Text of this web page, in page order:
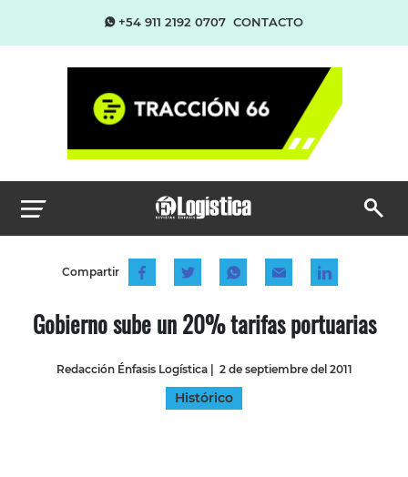
+54 911 2192 0707 CONTACTO
Compartir
Gobierno sube un 20% tarifas portuarias
Redacción Énfasis Logística| 2 de septiembre del 2011
Histórico